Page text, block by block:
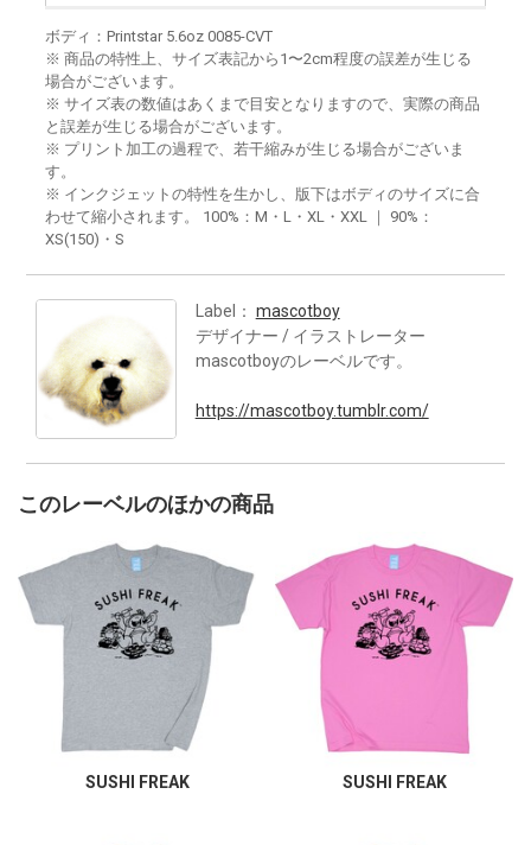
ボディ：Printstar 5.6oz 0085-CVT
※ 商品の特性上、サイズ表記から1〜2cm程度の誤差が生じる
場合がございます。
※ サイズ表の数値はあくまで目安となりますので、実際の商品
と誤差が生じる場合がございます。
※ プリント加工の過程で、若干縮みが生じる場合がございま
す。
※ インクジェットの特性を生かし、版下はボディのサイズに合
わせて縮小されます。 100%：M・L・XL・XXL ｜ 90%：
XS(150)・S
Label： mascotboy
デザイナー / イラストレーター
mascotboyのレーベルです。
https://mascotboy.tumblr.com/
このレーベルのほかの商品
SUSHI FREAK SUSHI FREAK